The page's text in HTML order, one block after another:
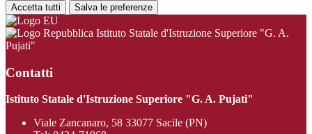
Accetta tutti Salva le preferenze
Istituto Statale d'Istruzione Superiore "G. A.
Pujati"
Contatti
Istituto Statale d'Istruzione Superiore "G. A. Pujati"
Viale Zancanaro, 58 33077 Sacile (PN)